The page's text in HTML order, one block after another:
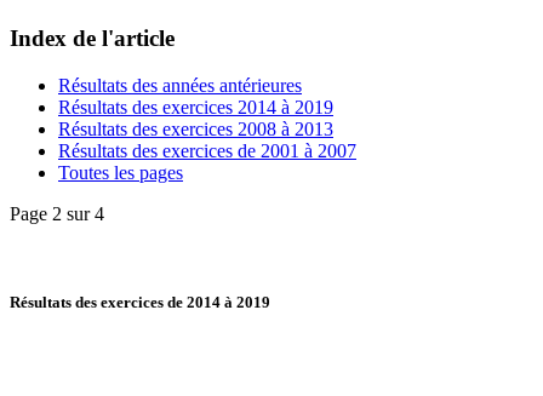
Index de l'article
Résultats des années antérieures
Résultats des exercices 2014 à 2019
Résultats des exercices 2008 à 2013
Résultats des exercices de 2001 à 2007
Toutes les pages
Page 2 sur 4
Résultats des exercices de 2014 à 2019